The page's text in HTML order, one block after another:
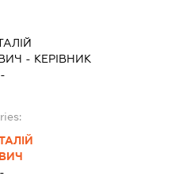
- КЕРІВНИК
-